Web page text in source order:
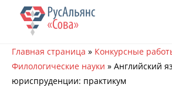
Перейти
содержимому
Главная страница » Конкурсные
Филологические науки » Английский
юриспруденции: практикум